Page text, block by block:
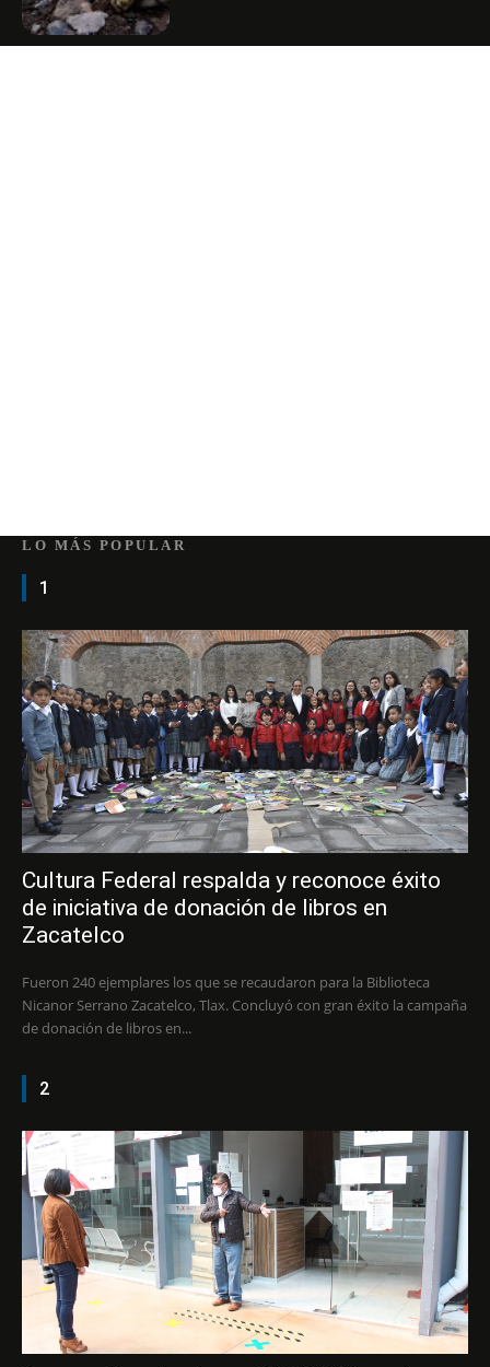
LO MÁS POPULAR
1
Cultura Federal respalda y reconoce éxito
de iniciativa de donación de libros en
Zacatelco
Fueron 240 ejemplares los que se recaudaron para la Biblioteca
Nicanor Serrano Zacatelco, Tlax. Concluyó con gran éxito la campaña
de donación de libros en...
2